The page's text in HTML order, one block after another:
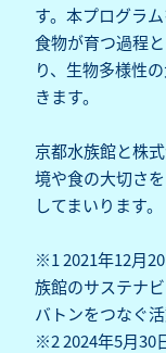
す。本プログラ
食物が育つ過程
り、生物多様性
きます。
京都水族館と株
境や食の大切さ
してまいります。
※12021年12月
族館のサステナ
バトンをつなぐ
※22024年5月30